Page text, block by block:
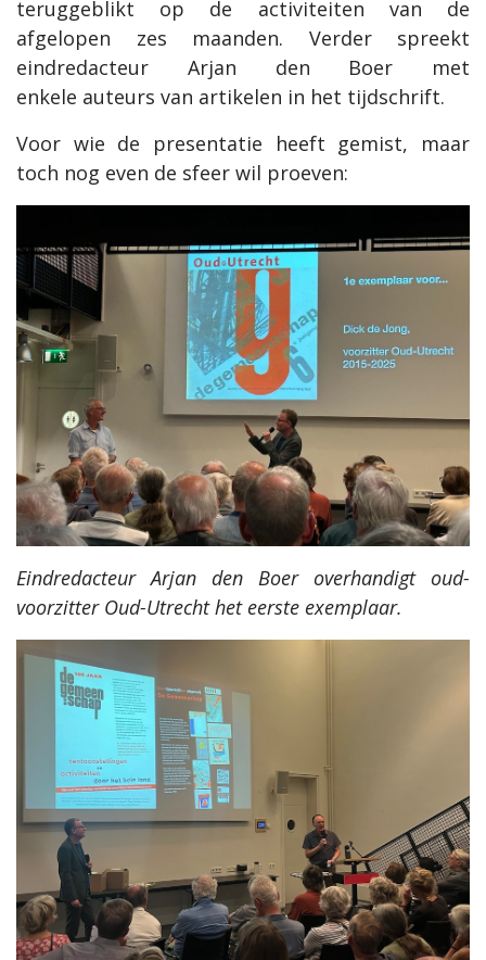
teruggeblikt op de activiteiten van de
afgelopen zes maanden. Verder spreekt
eindredacteur Arjan den Boer met
enkele auteurs van artikelen in het tijdschrift.
Voor wie de presentatie heeft gemist, maar
toch nog even de sfeer wil proeven:
Eindredacteur Arjan den Boer overhandigt oud-
voorzitter Oud-Utrecht het eerste exemplaar.